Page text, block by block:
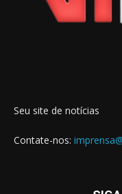
Seu site de notícias
Contate-nos: